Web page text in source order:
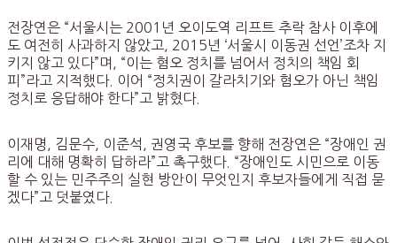
전장연은 “서울시는 2001년 오이도역 리프트 추락 참사 이후에
도 여전히 사과하지 않았고, 2015년 ‘서울시 이동권 선언’조차 지
키지 않고 있다”며, “이는 혐오 정치를 넘어서 정치의 책임 회
피”라고 지적했다. 이어 “정치권이 갈라치기와 혐오가 아닌 책임
정치로 응답해야 한다”고 밝혔다.
이재명, 김문수, 이준석, 권영국 후보를 향해 전장연은 “장애인 권
리에 대해 명확히 답하라”고 촉구했다. “장애인도 시민으로 이동
할 수 있는 민주주의 실현 방안이 무엇인지 후보자들에게 직접 묻
겠다”고 덧붙였다.